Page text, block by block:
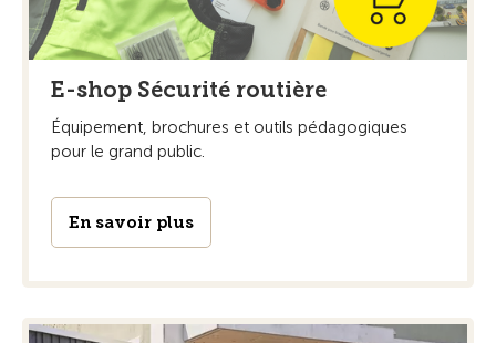
E-shop Sécurité routière
Équipement, brochures et outils pédagogiques
pour le grand public.
En savoir plus